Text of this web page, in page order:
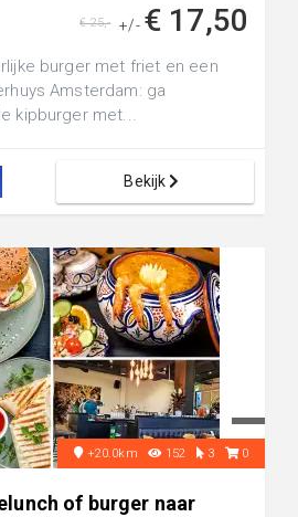
+/- € 17,50
€ 25,-
burger met friet en een
Amsterdam: ga
kipburger met...
Bekijk
+20.0km 152 3 0
of burger naar